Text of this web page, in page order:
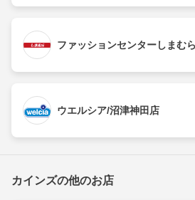
ファッションセンターしまむ
ウエルシア/沼津神田店
カインズの他のお店